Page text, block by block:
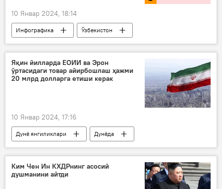
10 Январ 2024, 18:14
Инфографика
Ўзбекистон
Туризм
Тожикистон
Қозоғистон
Қирғизистон
Россия
Туркманистон
Яқин йилларда ЕОИИ ва Эрон
ўртасидаги товар айирбошлаш ҳажми
20 млрд долларга етиши керак
10 Январ 2024, 17:16
Дунё янгиликлари
Дунёда
ЕОИИ
Эрон
Ўзбекистон ва ЕОИИ
Иқтисод
Ким Чен Ин КХДРнинг асосий
душманини айтди